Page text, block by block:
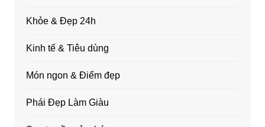
Khỏe & Đẹp 24h
Kinh tế & Tiêu dùng
Món ngon & Điểm đẹp
Phái Đẹp Làm Giàu